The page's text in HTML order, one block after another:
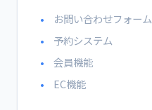
お問い合わせフォーム
予約システム
会員機能
EC機能